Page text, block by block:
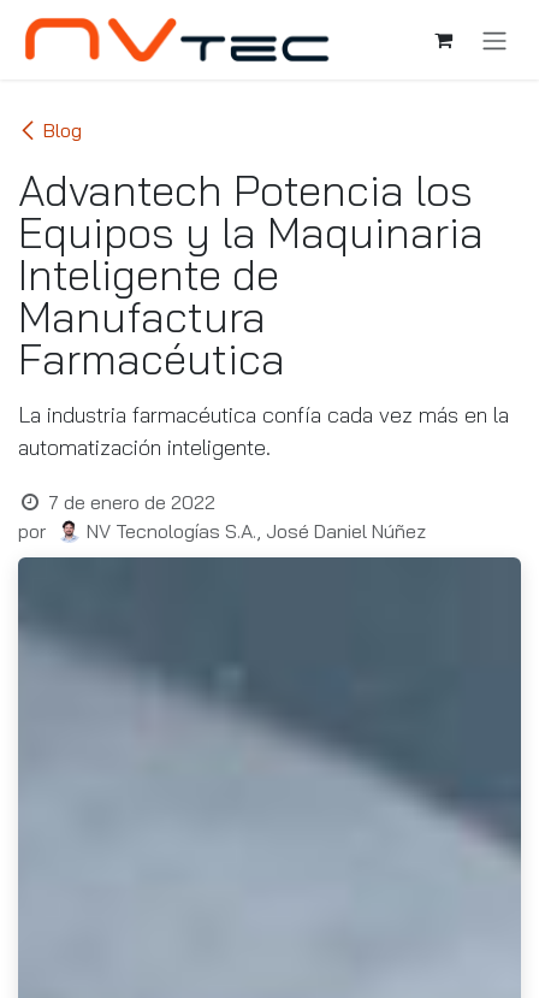
Ir al contenido
Blog
Advantech Potencia los
Equipos y la Maquinaria
Inteligente de
Manufactura
Farmacéutica
La industria farmacéutica confía cada vez más en la
automatización inteligente.
7 de enero de 2022
por
NV Tecnologías S.A., José Daniel Núñez